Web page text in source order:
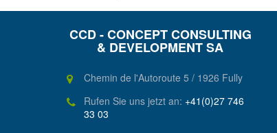
CCD - CONCEPT CONSULTING
& DEVELOPMENT SA
Chemin de l'Autoroute 5 / 1926 Fully
Rufen Sie uns jetzt an: +41(0)27 746
33 03